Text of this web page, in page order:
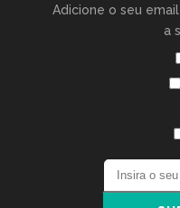
Adicione o seu
a